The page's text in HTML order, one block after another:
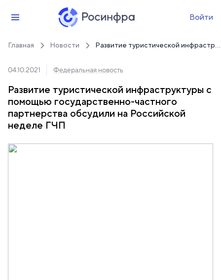
Войти
Главная Новости Развитие туристической инфраструктуры с помощью государственно-частного партнерства обсудили на Российской неделе ГЧП
04.10.2021 Федеральная новость
Развитие туристической инфраструктуры с
помощью государственно-частного
партнерства обсудили на Российской
неделе ГЧП